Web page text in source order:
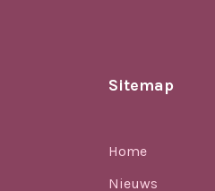
Sitemap
Home
Nieuws